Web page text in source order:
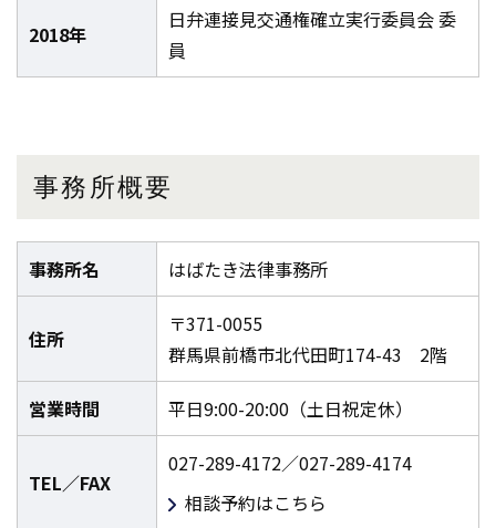
2018年
日弁連接見交通権確立実行委員会 委
員
事務所概要
事務所名 はばたき法律事務所
住所
〒371-0055
群馬県前橋市北代田町174-43 2階
営業時間 平日9:00-20:00（土日祝定休）
TEL／FAX
027-289-4172／027-289-4174
相談予約はこちら